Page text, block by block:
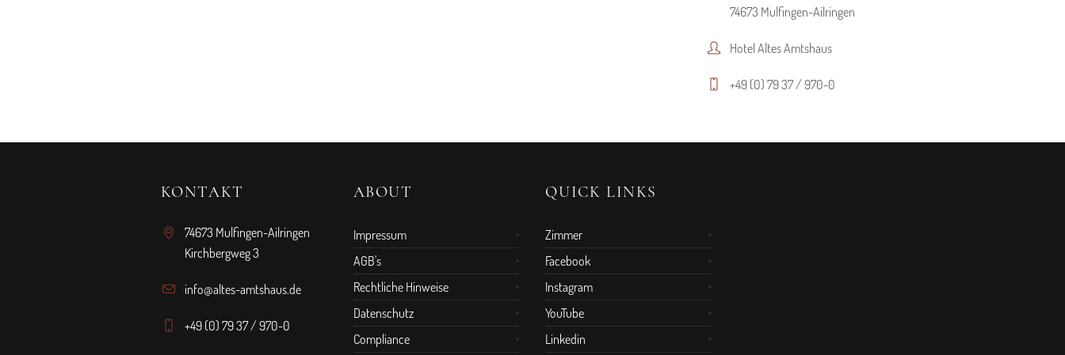
74673 Mulfingen-Ailringen
Hotel Altes Amtshaus
+49 (0) 79 37 / 970-0
KONTAKT
74673 Mulfingen-Ailringen
Kirchbergweg 3
info@altes-amtshaus.de
+49 (0) 79 37 / 970-0
ABOUT
Impressum
AGB's
Rechtliche Hinweise
Datenschutz
Compliance
QUICK LINKS
Zimmer
Facebook
Instagram
YouTube
Linkedin